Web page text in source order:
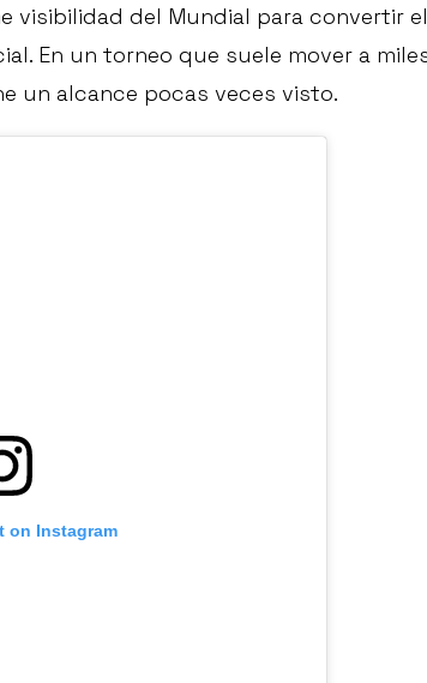
visibilidad del Mundial para convertir
En un torneo que suele mover a
un alcance pocas veces visto.
on Instagram